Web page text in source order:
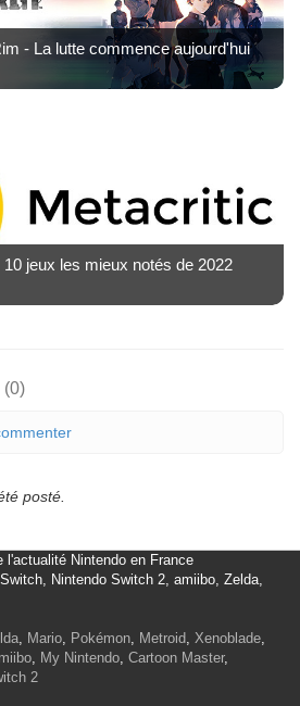
- La lutte commence aujourd'hui
jeux les mieux notés de 2022
(0)
posté.
l'actualité Nintendo en France
Nintendo Switch 2, amiibo, Zelda,
Mario Pokémon Metroid Xenoblade
My Nintendo Cartoon Master,
2